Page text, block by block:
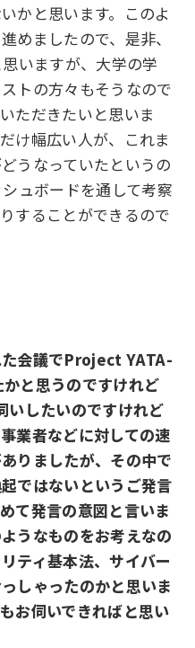
かと思います。このよ
めましたので、是非、
いますが、大学の学
トの方々もそうなので
ただきたいと思いま
け幅広い人が、これま
うなっていたというの
ュボードを通して考察
することができるので
た会議でProject YATA-
と思うのですけれど
いしたいのですけれど
業者などに対しての速
りましたが、その中で
ではないというご発言
て発言の意図と言いま
うなものをお考えなの
ティ基本法、サイバー
しゃったのかと思いま
お伺いできればと思い